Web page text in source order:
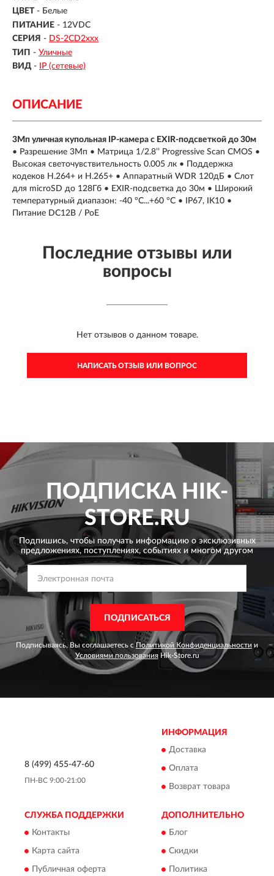
ЦВЕТ - Белые
ПИТАНИЕ - 12VDC
СЕРИЯ - DS-2CD2xxx
ТИП - Уличные
ВИД - IP (сетевые)
ОПИСАНИЕ
3Мп уличная купольная IP-камера с EXIR-подсветкой до 30м
• Разрешение 3Мп • Матрица 1/2.8’’ Progressive Scan CMOS •
Высокая светочувствительность 0.005 лк • Поддержка
кодеков H.264+ и H.265+ • Аппаратный WDR 120дБ • Слот
для microSD до 128Гб • EXIR-подсветка до 30м • Широкий
температурный диапазон: -40 °C...+60 °C • IP67, IK10 •
Питание DC12В / PoE
Последние отзывы или
вопросы
Нет отзывов о данном товаре.
НАПИСАТЬ ОТЗЫВ ИЛИ ВОПРОС
ПОДПИСКА HIK-
STORE.RU
Подпишись, чтобы получать информацию о эксклюзивных
предложениях, поступлениях, событиях и многом другом
ПОДПИСАТЬСЯ
Подписываясь, Вы соглашаетесь сПолитикой Конфиденциальности и
Условиями пользованияHik-Store.ru
8 (499) 455-47-60
ПН-ВС 9:00-21:00
ИНФОРМАЦИЯ
Доставка
Оплата
Возврат товара
СЛУЖБА ПОДДЕРЖКИ
Контакты
Карта сайта
Публичная оферта
ДОПОЛНИТЕЛЬНО
Блог
Скидки
Политика